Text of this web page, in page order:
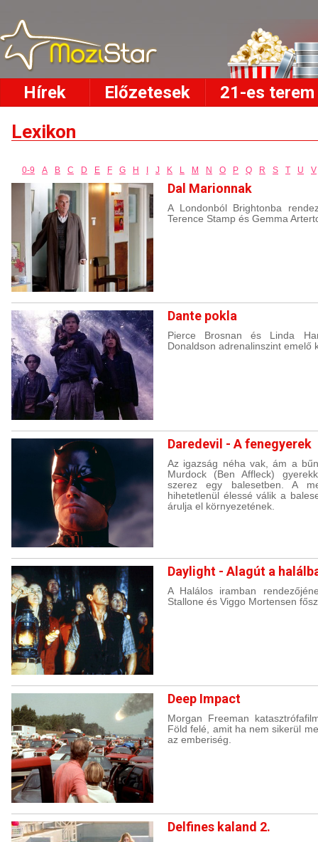
Hírek Előzetesek 21-es terem
Lexikon
0-9 A B C D E F G H J K L M N O P Q R S T U V
Dal Marionnak
A Londonból Brightonba
Terence Stamp és Gemma
Dante pokla
Pierce Brosnan és Linda
Donaldson adrenalinszint emelő
Daredevil - A fenegyerek
Az igazság néha vak, ám a
Murdock (Ben Affleck)
szerez egy balesetben. A
hihetetlenül élessé válik a
árulja el környezetének.
Daylight - Alagút a
A Halálos iramban
Stallone és Viggo Mortensen
Deep Impact
Morgan Freeman
Föld felé, amit ha nem sikerül
az emberiség.
Delfines kaland 2.